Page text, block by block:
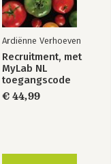
Ardiënne Verhoeven
Recruitment, met
MyLab NL
toegangscode
€ 44,99